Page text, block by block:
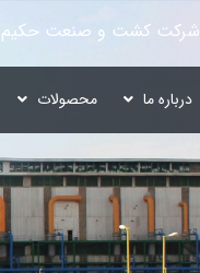
شرکت کشت و صنعت حکیم
درباره ما محصولات